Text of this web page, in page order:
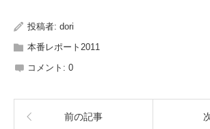
投稿者: dori
本番レポート2011
コメント: 0
前の記事